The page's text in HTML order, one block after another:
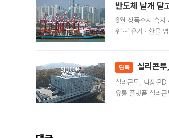
반도체 날개
6월 상품수지 흑
위'⋯"유가ㆍ환율
단독 실리콘투
실리콘투, 팀장
유통 플랫폼 실리